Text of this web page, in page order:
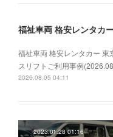
福祉車両 格安レンタカー 東
スリフトご利用事例
2026.08.05 04:11
2023.01.28 01:16